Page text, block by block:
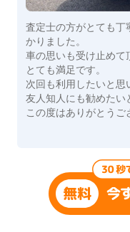
査定士の方がとても丁
かりました。
車の思いも受け止めて
とても満足です。
次回も利用したいと思
友人知人にも勧めたい
この度はありがとうご